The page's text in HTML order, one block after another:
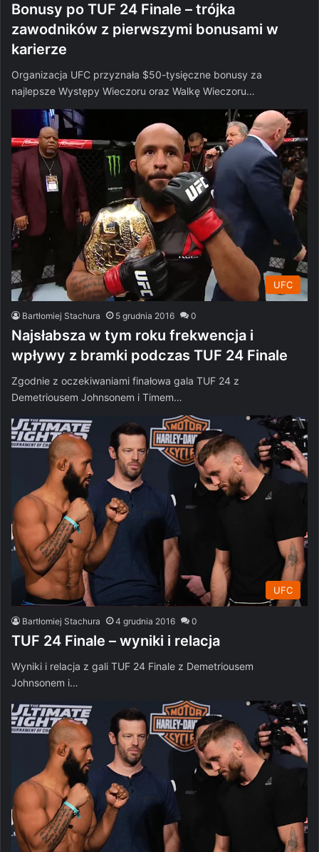
Bonusy po TUF 24 Finale – trójka
zawodników z pierwszymi bonusami w
karierze
Organizacja UFC przyznała $50-tysięczne bonusy za
najlepsze Występy Wieczoru oraz Walkę Wieczoru…
UFC
Bartłomiej Stachura 5 grudnia 2016 0
Najsłabsza w tym roku frekwencja i
wpływy z bramki podczas TUF 24 Finale
Zgodnie z oczekiwaniami finałowa gala TUF 24 z
Demetriousem Johnsonem i Timem…
UFC
Bartłomiej Stachura 4 grudnia 2016 0
TUF 24 Finale – wyniki i relacja
Wyniki i relacja z gali TUF 24 Finale z Demetriousem
Johnsonem i…